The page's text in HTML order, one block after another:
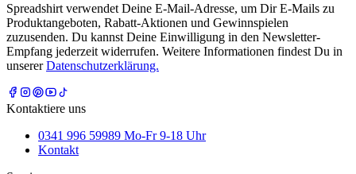
Spreadshirt verwendet Deine E-Mail-Adresse, um Dir E-Mails zu
Produktangeboten, Rabatt-Aktionen und Gewinnspielen
zuzusenden. Du kannst Deine Einwilligung in den Newsletter-
Empfang jederzeit widerrufen. Weitere Informationen findest Du in
unsererDatenschutzerklärung.
Kontaktiere uns
0341 996 59989 Mo-Fr 9-18 Uhr
Kontakt